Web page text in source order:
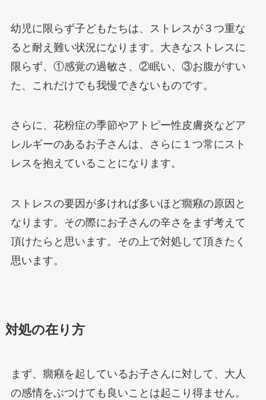
幼児に限らず子どもたちは、ストレスが３つ重な
ると耐え難い状況になります。大きなストレスに
限らず、①感覚の過敏さ、②眠い、③お腹がすい
た、これだけでも我慢できないものです。
さらに、花粉症の季節やアトピー性皮膚炎などア
レルギーのあるお子さんは、さらに１つ常にスト
レスを抱えていることになります。
ストレスの要因が多ければ多いほど癇癪の原因と
なります。その際にお子さんの辛さをまず考えて
頂けたらと思います。その上で対処して頂きたく
思います。
対処の在り方
まず、癇癪を起しているお子さんに対して、大人
の感情をぶつけても良いことは起こり得ません。